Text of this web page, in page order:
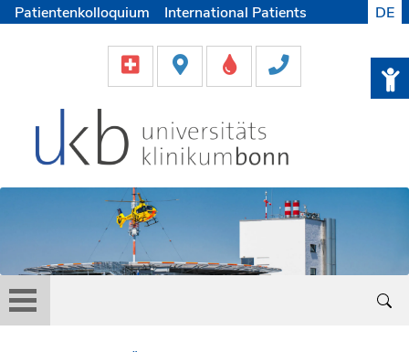
Patientenkolloquium
International Patients
Helfen & Spenden
Medien
DE